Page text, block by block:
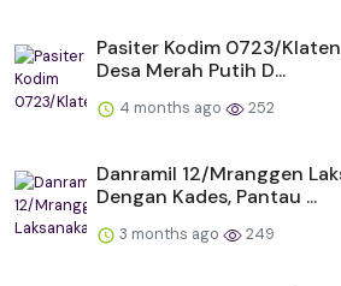
Pasiter Kodim 0723/
Desa Merah Putih D...
4 months ago 252
Danramil 12/Mranggen
Dengan Kades, Pantau ...
3 months ago 249